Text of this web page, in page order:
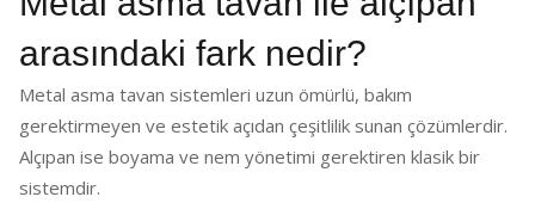
arasındaki fark nedir?
Metal asma tavan sistemleri uzun ömürlü, bakım
gerektirmeyen ve estetik açıdan çeşitlilik sunan çözümlerdir.
Alçıpan ise boyama ve nem yönetimi gerektiren klasik bir
sistemdir.